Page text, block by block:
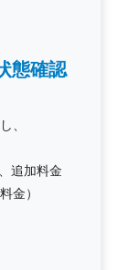
態確認
、
追加料金
金）